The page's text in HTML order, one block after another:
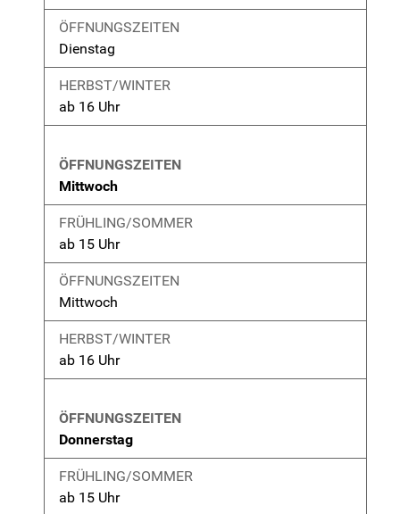
Dienstag
ab 16 Uhr
Mittwoch
ab 15 Uhr
Mittwoch
ab 16 Uhr
Donnerstag
ab 15 Uhr